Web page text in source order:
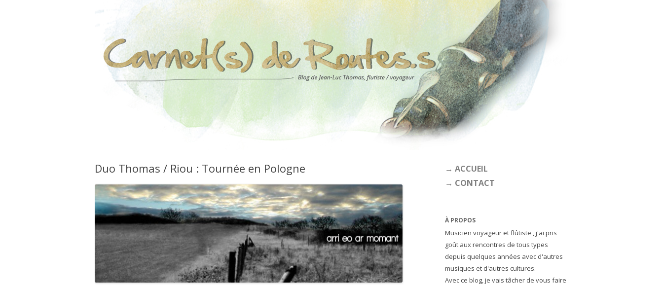
Duo Thomas / Riou : Tournée en Pologne
→ ACCUEIL
→ CONTACT
À PROPOS
Musicien voyageur et flûtiste , j'ai pris
goût aux rencontres de tous types
depuis quelques années avec d'autres
musiques et d'autres cultures.
Avec ce blog, je vais tâcher de vous faire